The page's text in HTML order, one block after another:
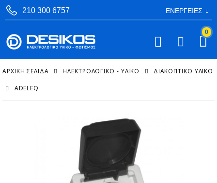
210 300 6757 ΕΝΈΡΓΕΙΕΣ
0
ΑΡΧΙΚΉ ΣΕΛΊΔΑ ΗΛΕΚΤΡΟΛΟΓΙΚΟ - ΥΛΙΚΟ ΔΙΑΚΟΠΤΙΚΌ ΥΛΙΚΌ
ADELEQ